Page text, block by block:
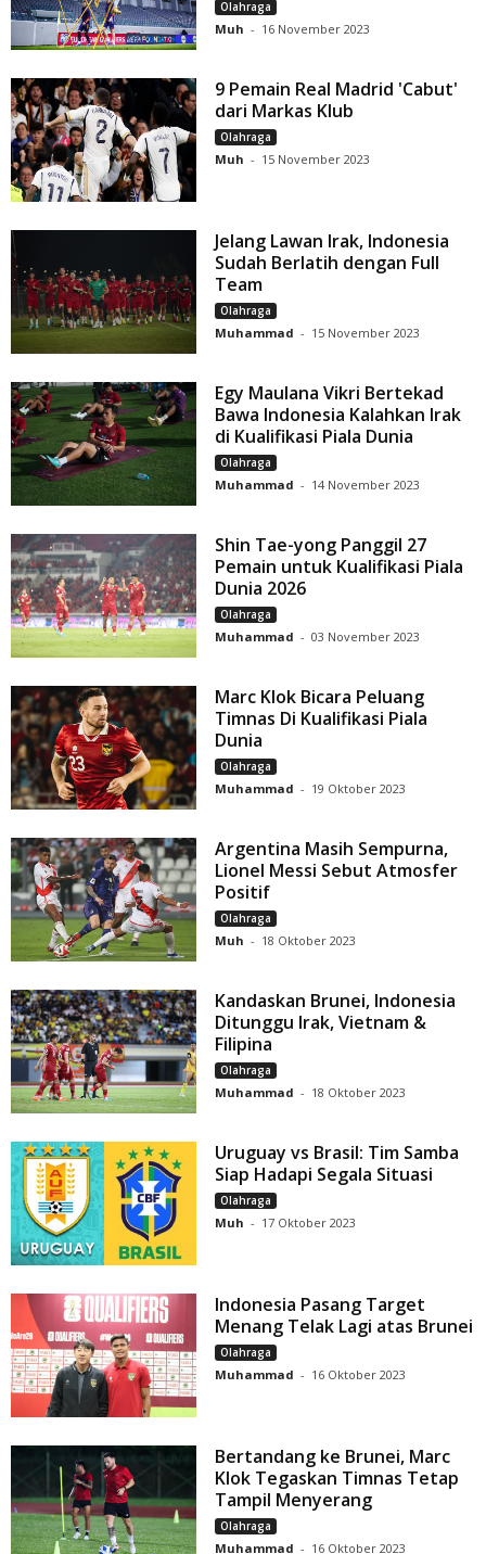
Olahraga
Muh - 16 November 2023
9 Pemain Real Madrid 'Cabut'
dari Markas Klub
Olahraga
Muh - 15 November 2023
Jelang Lawan Irak, Indonesia
Sudah Berlatih dengan Full
Team
Olahraga
Muhammad - 15 November 2023
Egy Maulana Vikri Bertekad
Bawa Indonesia Kalahkan Irak
di Kualifikasi Piala Dunia
Olahraga
Muhammad - 14 November 2023
Shin Tae-yong Panggil 27
Pemain untuk Kualifikasi Piala
Dunia 2026
Olahraga
Muhammad - 03 November 2023
Marc Klok Bicara Peluang
Timnas Di Kualifikasi Piala
Dunia
Olahraga
Muhammad - 19 Oktober 2023
Argentina Masih Sempurna,
Lionel Messi Sebut Atmosfer
Positif
Olahraga
Muh - 18 Oktober 2023
Kandaskan Brunei, Indonesia
Ditunggu Irak, Vietnam &
Filipina
Olahraga
Muhammad - 18 Oktober 2023
Uruguay vs Brasil: Tim Samba
Siap Hadapi Segala Situasi
Olahraga
Muh - 17 Oktober 2023
Indonesia Pasang Target
Menang Telak Lagi atas Brunei
Olahraga
Muhammad - 16 Oktober 2023
Bertandang ke Brunei, Marc
Klok Tegaskan Timnas Tetap
Tampil Menyerang
Olahraga
Muhammad - 16 Oktober 2023